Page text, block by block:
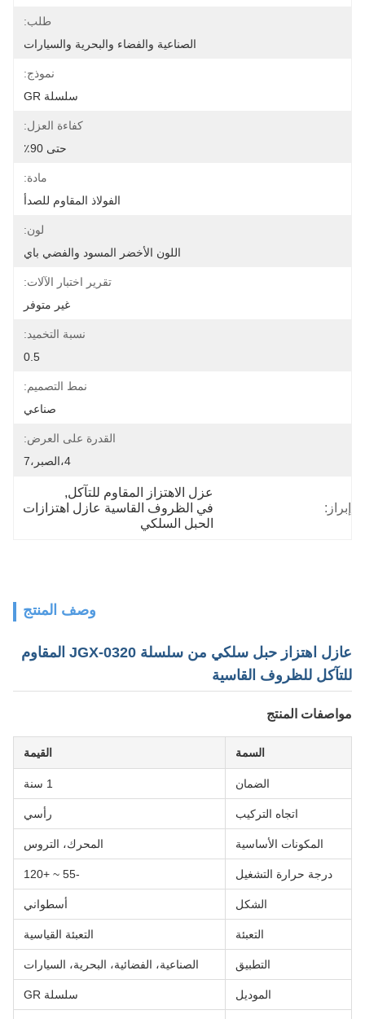
طلب:
الصناعية والفضاء والبحرية والسيارات
نموذج:
سلسلة GR
كفاءة العزل:
حتى 90٪
مادة:
الفولاذ المقاوم للصدأ
لون:
اللون الأخضر المسود والفضي باي
تقرير اختبار الآلات:
غير متوفر
نسبة التخميد:
0.5
نمط التصميم:
صناعي
القدرة على العرض:
إبراز:
عزل الاهتزاز المقاوم للتآكل,
في الظروف القاسية عازل اهتزازات
الحبل السلكي
وصف المنتج
عازل اهتزاز حبل سلكي من سلسلة JGX-0320 المقاوم
للتآكل للظروف القاسية
مواصفات المنتج
السمة القيمة
الضمان
اتجاه التركيب رأسي
المكونات الأساسية المحرك، التروس
درجة حرارة التشغيل
الشكل أسطواني
التعبئة التعبئة القياسية
التطبيق الصناعية، الفضائية، البحرية، السيارات
الموديل سلسلة GR